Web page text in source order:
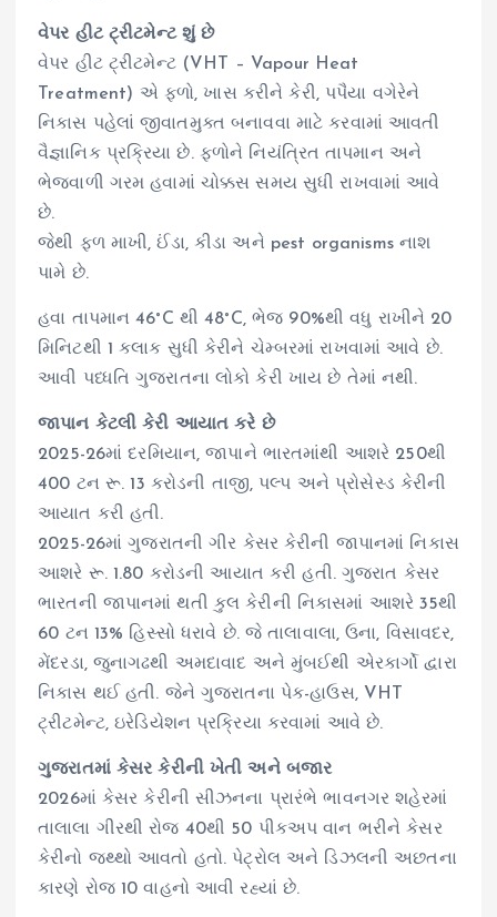
વેપર હીટ ટ્રીટમેન્ટ શું છે
વેપર હીટ ટ્રીટમેન્ટ (VHT – Vapour Heat
Treatment) એ ફળો, ખાસ કરીને કેરી, પપૈયા વગેરેને
નિકાસ પહેલાં જીવાતમુક્ત બનાવવા માટે કરવામાં આવતી
વૈજ્ઞાનિક પ્રક્રિયા છે. ફળોને નિયંત્રિત તાપમાન અને
ભેજવાળી ગરમ હવામાં ચોક્કસ સમય સુધી રાખવામાં આવે
છે.
જેથી ફળ માખી, ઈંડા, કીડા અને pest organisms નાશ
પામે છે.
હવા તાપમાન 46°C થી 48°C, ભેજ 90%થી વધુ રાખીને 20
મિનિટથી 1 કલાક સુધી કેરીને ચેમ્બરમાં રાખવામાં આવે છે.
આવી પધ્ધતિ ગુજરાતના લોકો કેરી ખાય છે તેમાં નથી.
જાપાન કેટલી કેરી આયાત કરે છે
2025-26માં દરમિયાન, જાપાને ભારતમાંથી આશરે 250થી
400 ટન રૂ. 13 કરોડની તાજી, પલ્પ અને પ્રોસેસ્ડ કેરીની
આયાત કરી હતી.
2025-26માં ગુજરાતની ગીર કેસર કેરીની જાપાનમાં નિકાસ
આશરે રૂ. 1.80 કરોડની આયાત કરી હતી. ગુજરાત કેસર
ભારતની જાપાનમાં થતી કુલ કેરીની નિકાસમાં આશરે 35થી
60 ટન 13% હિસ્સો ધરાવે છે. જે તાલાવાલા, ઉના, વિસાવદર,
મેંદરડા, જુનાગઢથી અમદાવાદ અને મુંબઈથી એરકાર્ગો દ્વારા
નિકાસ થઈ હતી. જેને ગુજરાતના પેક-હાઉસ, VHT
ટ્રીટમેન્ટ, ઇરેડિયેશન પ્રક્રિયા કરવામાં આવે છે.
ગુજરાતમાં કેસર કેરીની ખેતી અને બજાર
2026માં કેસર કેરીની સીઝનના પ્રારંભે ભાવનગર શહેરમાં
તાલાલા ગીરથી રોજ 40થી 50 પીકઅપ વાન ભરીને કેસર
કેરીનો જથ્થો આવતો હતો. પેટ્રોલ અને ડિઝલની અછતના
કારણે રોજ 10 વાહનો આવી રહ્યાં છે.